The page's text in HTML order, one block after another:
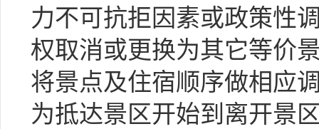
力不可抗拒因素或政策性
权取消或更换为其它等价
将景点及住宿顺序做相应
为抵达景区开始到离开景